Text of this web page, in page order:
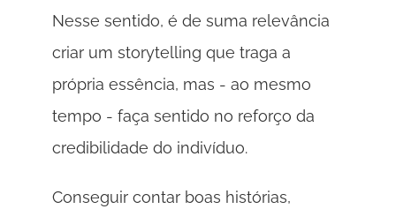
Nesse sentido, é de suma relevância
criar um storytelling que traga a
própria essência, mas - ao mesmo
tempo - faça sentido no reforço da
credibilidade do indivíduo.
Conseguir contar boas histórias,